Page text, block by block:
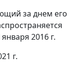
за днем его
2016 г.
г.